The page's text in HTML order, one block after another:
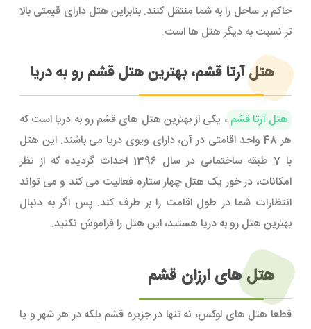
حاکم بر ساحل را به شما منتقل کنند. بنابراین هتل دارای قیمتی بالا
تر نسبت به دیگر هتل ها است.
هتل آرتا قشم، بهترین هتل قشم رو به دریا
هتل آرتا قشم ، یکی از بهترین هتل های قشم رو به دریا است که
هر 48 واحد اقامتی در آن، دارای ویوی دریا می باشند. این هتل
با 7 طبقه ساختمانی در سال 1396 احداث گردیده که از نظر
امکانات، در خور یک هتل چهار ستاره فعالیت می کند و می تواند
انتظارات شما در طول اقامت را بر طرف کند. پس اگر به دنبال
بهترین هتل رو به دریا هستید، این هتل را فراموش نکنید.
هتل های ارزان قشم
قطعا هتل های لوکس، نه تنها در جزیره قشم بلکه در هر شهر و یا